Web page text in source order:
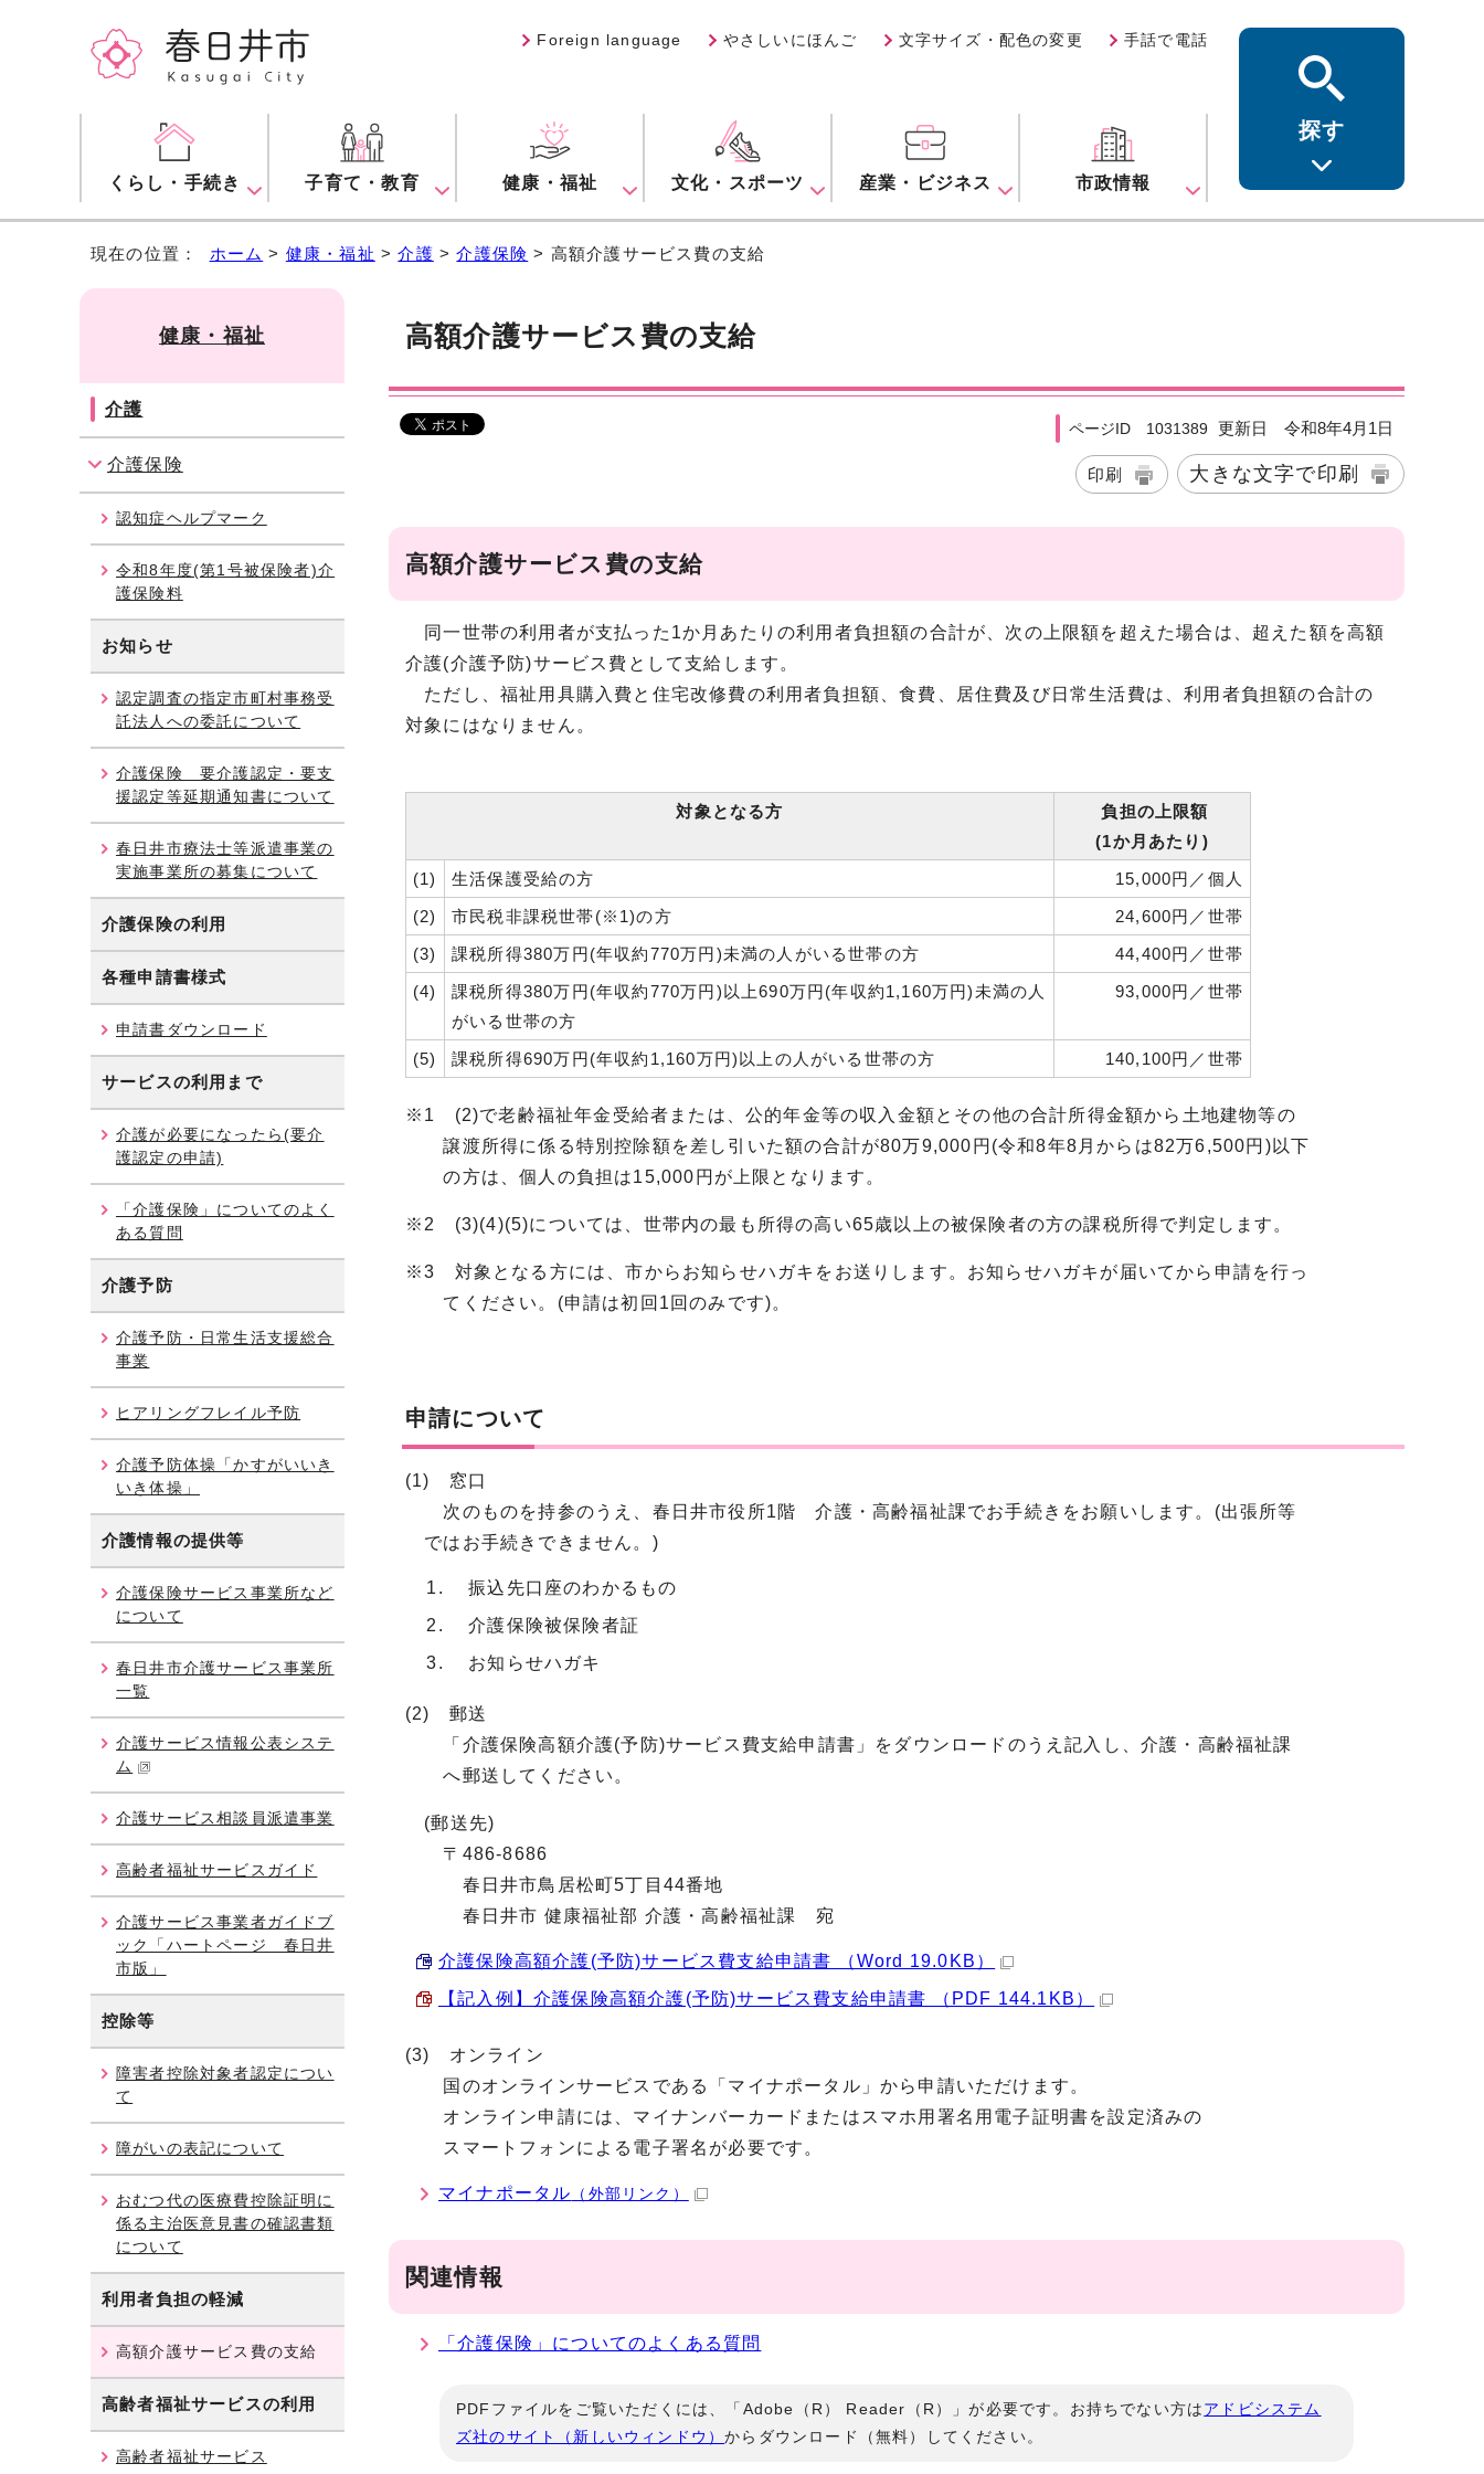
Foreign language やさしいにほんご 文字サイズ・配色の変更 手話で電話
くらし・手続き 子育て・教育 健康・福祉 文化・スポーツ 産業・ビジネス 市政情報
探す
現在の位置： ホーム > 健康・福祉 >介護 >介護保険 > 高額介護サービス費の支給
高額介護サービス費の支給
ページID 1031389 更新日 令和8年4月1日
印刷 大きな文字で印刷
高額介護サービス費の支給
同一世帯の利用者が支払った1か月あたりの利用者負担額の合計が、次の上限額を超えた場合は、超えた額を高額
介護(介護予防)サービス費として支給します。
ただし、福祉用具購入費と住宅改修費の利用者負担額、食費、居住費及び日常生活費は、利用者負担額の合計の
対象にはなりません。
対象となる方
負担の上限額
(1か月あたり)
(1)
生活保護受給の方
15,000円／個人
(2)
市民税非課税世帯(※1)の方
24,600円／世帯
(3)
課税所得380万円(年収約770万円)未満の人がいる世帯の方
44,400円／世帯
(4)
課税所得380万円(年収約770万円)以上690万円(年収約1,160万円)未満の人
がいる世帯の方
93,000円／世帯
(5) 課税所得690万円(年収約1,160万円)以上の人がいる世帯の方 140,100円／世帯
※1 (2)で老齢福祉年金受給者または、公的年金等の収入金額とその他の合計所得金額から土地建物等の
譲渡所得に係る特別控除額を差し引いた額の合計が80万9,000円(令和8年8月からは82万6,500円)以下
の方は、個人の負担は15,000円が上限となります。
※2 (3)(4)(5)については、世帯内の最も所得の高い65歳以上の被保険者の方の課税所得で判定します。
※3 対象となる方には、市からお知らせハガキをお送りします。お知らせハガキが届いてから申請を行っ
てください。(申請は初回1回のみです)。
申請について
(1) 窓口
次のものを持参のうえ、春日井市役所1階 介護・高齢福祉課でお手続きをお願いします。(出張所等
ではお手続きできません。)
振込先口座のわかるもの
介護保険被保険者証
お知らせハガキ
(2) 郵送
「介護保険高額介護(予防)サービス費支給申請書」をダウンロードのうえ記入し、介護・高齢福祉課
へ郵送してください。
(郵送先)
〒486-8686
春日井市鳥居松町5丁目44番地
春日井市 健康福祉部 介護・高齢福祉課 宛
介護保険高額介護(予防)サービス費支給申請書 （Word 19.0KB）
【記入例】介護保険高額介護(予防)サービス費支給申請書 （PDF 144.1KB）
(3) オンライン
国のオンラインサービスである「マイナポータル」から申請いただけます。
オンライン申請には、マイナンバーカードまたはスマホ用署名用電子証明書を設定済みの
スマートフォンによる電子署名が必要です。
マイナポータル （外部リンク）
関連情報
「介護保険」についてのよくある質問
PDFファイルをご覧いただくには、「Adobe（R） Reader（R）」が必要です。お持ちでない方はアドビシステム
ズ社のサイト（新しいウィンドウ）からダウンロード（無料）してください。
健康・福祉
介護
介護保険
認知症ヘルプマーク
令和8年度(第1号被保険者)介
護保険料
お知らせ
認定調査の指定市町村事務受
託法人への委託について
介護保険 要介護認定・要支
援認定等延期通知書について
春日井市療法士等派遣事業の
実施事業所の募集について
介護保険の利用
各種申請書様式
申請書ダウンロード
サービスの利用まで
介護が必要になったら(要介
護認定の申請)
「介護保険」についてのよく
ある質問
介護予防
介護予防・日常生活支援総合
事業
ヒアリングフレイル予防
介護予防体操「かすがいいき
いき体操」
介護情報の提供等
介護保険サービス事業所など
について
春日井市介護サービス事業所
一覧
介護サービス情報公表システ
ム
介護サービス相談員派遣事業
高齢者福祉サービスガイド
介護サービス事業者ガイドブ
ック「ハートページ 春日井
市版」
控除等
障害者控除対象者認定につい
て
障がいの表記について
おむつ代の医療費控除証明に
係る主治医意見書の確認書類
について
利用者負担の軽減
高額介護サービス費の支給
高齢者福祉サービスの利用
高齢者福祉サービス